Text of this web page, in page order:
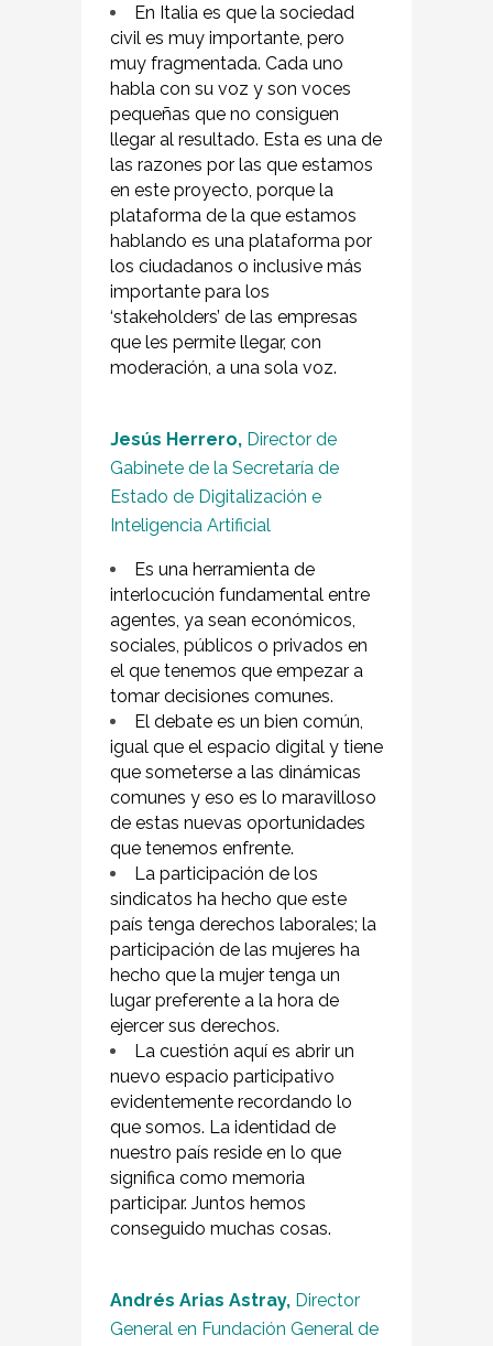
En Italia es que la sociedad
civil es muy importante, pero
muy fragmentada. Cada uno
habla con su voz y son voces
pequeñas que no consiguen
llegar al resultado. Esta es una de
las razones por las que estamos
en este proyecto, porque la
plataforma de la que estamos
hablando es una plataforma por
los ciudadanos o inclusive más
importante para los
‘stakeholders’ de las empresas
que les permite llegar, con
moderación, a una sola voz.
Jesús Herrero, Director de
Gabinete de la Secretaría de
Estado de Digitalización e
Inteligencia Artificial
Es una herramienta de
interlocución fundamental entre
agentes, ya sean económicos,
sociales, públicos o privados en
el que tenemos que empezar a
tomar decisiones comunes.
El debate es un bien común,
igual que el espacio digital y tiene
que someterse a las dinámicas
comunes y eso es lo maravilloso
de estas nuevas oportunidades
que tenemos enfrente.
La participación de los
sindicatos ha hecho que este
país tenga derechos laborales; la
participación de las mujeres ha
hecho que la mujer tenga un
lugar preferente a la hora de
ejercer sus derechos.
La cuestión aquí es abrir un
nuevo espacio participativo
evidentemente recordando lo
que somos. La identidad de
nuestro país reside en lo que
significa como memoria
participar. Juntos hemos
conseguido muchas cosas.
Andrés Arias Astray, Director
General en Fundación General de